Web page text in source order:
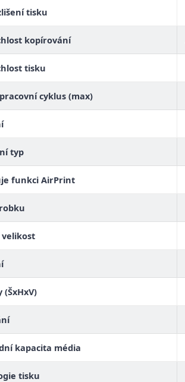
tisku
kopírování
tisku
cyklus (max)
typ
funkci AirPrint
velikost
(ŠxHxV)
kapacita média
tisku